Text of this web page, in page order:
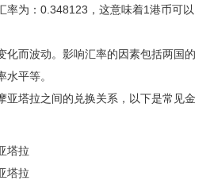
率为：0.348123，这意味着1港币可以
化而波动。影响汇率的因素包括两国的
平等。
亚塔拉之间的兑换关系，以下是常见金
塔拉
塔拉